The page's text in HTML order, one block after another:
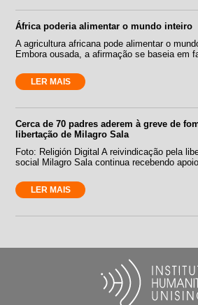
África poderia alimentar o mundo inteiro
A agricultura africana pode alimentar o
Embora ousada, a afirmação se baseia em
LER MAIS
Cerca de 70 padres aderem à greve de
libertação de Milagro Sala
Foto: Religión Digital A reivindicação pela
social Milagro Sala continua recebendo
LER MAIS